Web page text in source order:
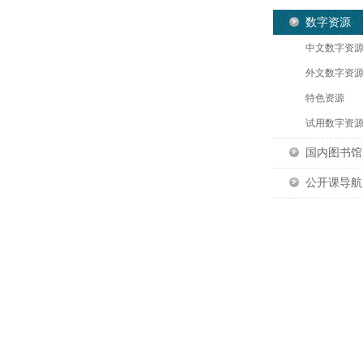
数字资源
中文数字资源
外文数字资源
特色资源
试用数字资源
国内图书馆
公开课导航